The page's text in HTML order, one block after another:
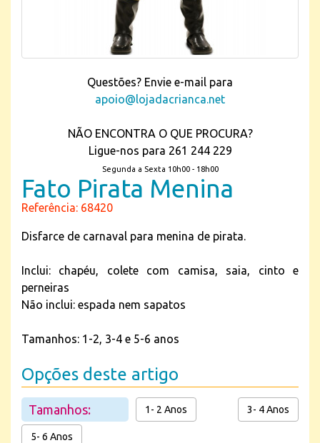
Questões? Envie e-mail para
apoio@lojadacrianca.net
NÃO ENCONTRA O QUE PROCURA?
Ligue-nos para 261 244 229
Segunda a Sexta 10h00 - 18h00
Fato Pirata Menina
Referência: 68420
Disfarce de carnaval para menina de pirata.
Inclui: chapéu, colete com camisa, saia, cinto e
perneiras
Não inclui: espada nem sapatos
Tamanhos: 1-2, 3-4 e 5-6 anos
Opções deste artigo
Tamanhos: 1- 2 Anos 3- 4 Anos
5- 6 Anos